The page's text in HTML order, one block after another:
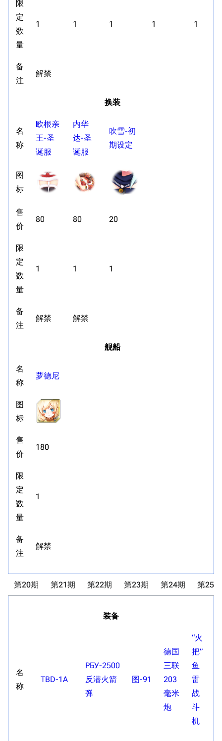
限
定
数
量
1 1 1 1 1
备
注
解禁
换装
名
称
欧根亲
王-圣
诞服
内华
达-圣
诞服
吹雪-初
期设定
图
标
售
价
80 80 20
限
定
数
量
1 1 1
备
注
解禁 解禁
舰船
名
称
萝德尼
图
标
售
价
180
限
定
数
量
1
备
注
解禁
第20期 第21期 第22期 第23期 第24期 第25期
装备
名
称
TBD-1A
РБУ-2500
反潜火箭
弹
图-91
德国
三联
203
毫米
炮
“火
把”
鱼
雷
战
斗
机